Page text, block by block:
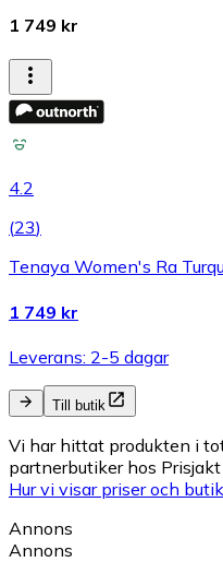
1 749 kr
4.2
(23)
Tenaya Women's Ra
1 749 kr
Leverans: 2-5 dagar
Till butik
Vi har hittat produkten i
partnerbutiker hos
Hur vi visar priser och
Annons
Annons